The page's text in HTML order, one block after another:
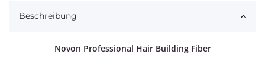
Beschreibung
Novon Professional Hair Building Fiber